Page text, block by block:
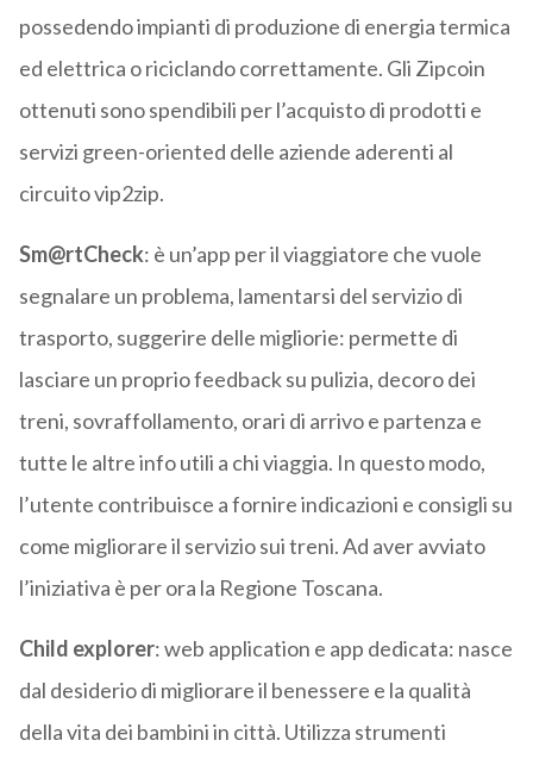
possedendo impianti di produzione di energia termica
ed elettrica o riciclando correttamente. Gli Zipcoin
ottenuti sono spendibili per l’acquisto di prodotti e
servizi green-oriented delle aziende aderenti al
circuito vip2zip.
Sm@rtCheck: è un’app per il viaggiatore che vuole
segnalare un problema, lamentarsi del servizio di
trasporto, suggerire delle migliorie: permette di
lasciare un proprio feedback su pulizia, decoro dei
treni, sovraffollamento, orari di arrivo e partenza e
tutte le altre info utili a chi viaggia. In questo modo,
l’utente contribuisce a fornire indicazioni e consigli su
come migliorare il servizio sui treni. Ad aver avviato
l’iniziativa è per ora la Regione Toscana.
Child explorer: web application e app dedicata: nasce
dal desiderio di migliorare il benessere e la qualità
della vita dei bambini in città. Utilizza strumenti